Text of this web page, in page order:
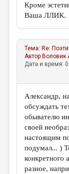
Кроме
Ваша ЛЛИК.
Тема: Re:
Автор Воловик
Дата и время:
Александр,
обсуждать
обывателю
своей
настоящим
подумал... )
конкретного
разное,